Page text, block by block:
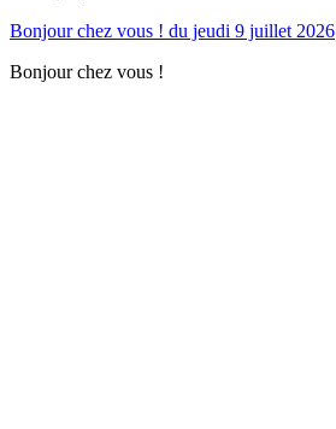
Bonjour chez vous ! du jeudi 9 juillet 2026
Bonjour chez vous !